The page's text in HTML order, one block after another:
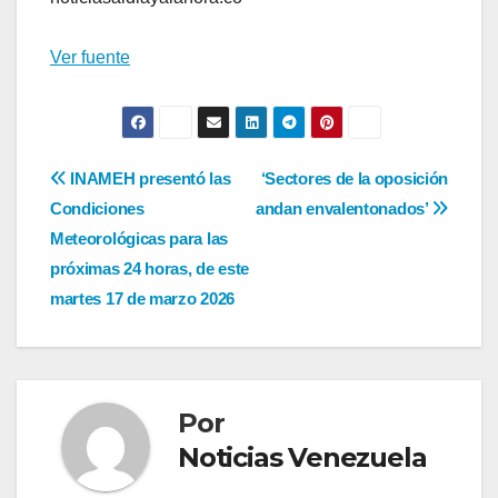
Ver fuente
Navegación
de
entradas
‘Sectores de la oposición
andan envalentonados’
INAMEH presentó las
Condiciones
Meteorológicas para las
próximas 24 horas, de este
martes 17 de marzo 2026
Por
Noticias Venezuela